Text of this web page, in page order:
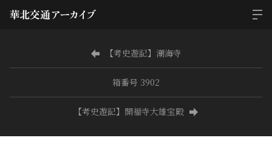
【考史遊記】潮海寺
箱番号 3902
【考史遊記】開福寺大雄宝殿